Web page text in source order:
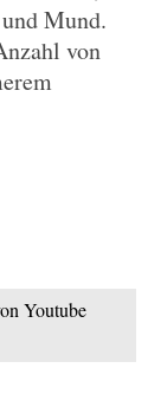
Mund.
von
Youtube